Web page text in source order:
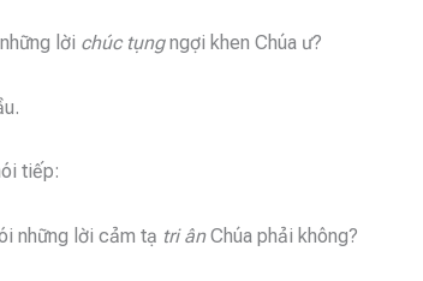
lời chúc tụngngợi khen Chúa ư?
tiếp:
những lời cảm tạ tri ânChúa phải không?